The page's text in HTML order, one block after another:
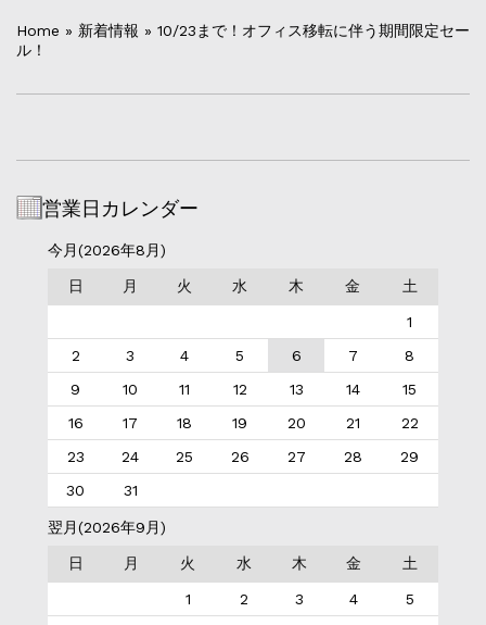
Home » 新着情報 » 10/23まで！オフィス移転に伴う期間限定セー
ル！
営業日カレンダー
今月(2026年8月)
日 月 火 水 木 金 土
1
2
3 4 5 6 7
8
9
10 11 12 13 14
15
16
17 18 19 20 21
22
23
24 25 26 27 28
29
30
31
翌月(2026年9月)
日 月 火 水 木 金 土
1 2 3 4
5